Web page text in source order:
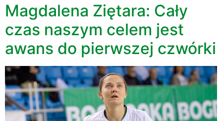
Magdalena Ziętara: Cały
czas naszym celem jest
awans do pierwszej czwórki